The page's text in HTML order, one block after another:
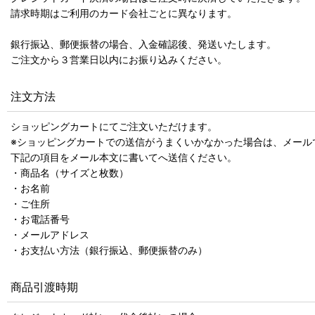
請求時期はご利用のカード会社ごとに異なります。
銀行振込、郵便振替の場合、入金確認後、発送いたします。
ご注文から３営業日以内にお振り込みください。
注文方法
ショッピングカートにてご注文いただけます。
※ショッピングカートでの送信がうまくいかなかった場合は、メール
下記の項目をメール本文に書いてへ送信ください。
・商品名（サイズと枚数）
・お名前
・ご住所
・お電話番号
・メールアドレス
・お支払い方法（銀行振込、郵便振替のみ）
商品引渡時期